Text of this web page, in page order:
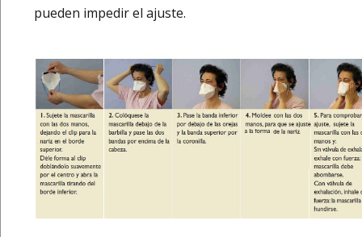
pueden impedir el ajuste.